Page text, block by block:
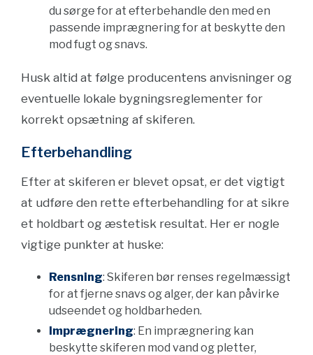
du sørge for at efterbehandle den med en
passende imprægnering for at beskytte den
mod fugt og snavs.
Husk altid at følge producentens anvisninger og
eventuelle lokale bygningsreglementer for
korrekt opsætning af skiferen.
Efterbehandling
Efter at skiferen er blevet opsat, er det vigtigt
at udføre den rette efterbehandling for at sikre
et holdbart og æstetisk resultat. Her er nogle
vigtige punkter at huske:
Rensning: Skiferen bør renses regelmæssigt
for at fjerne snavs og alger, der kan påvirke
udseendet og holdbarheden.
Imprægnering: En imprægnering kan
beskytte skiferen mod vand og pletter,